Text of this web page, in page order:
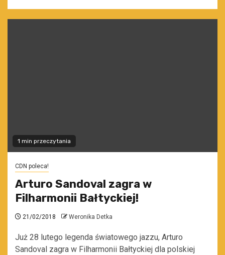
1 min przeczytania
CDN poleca!
Arturo Sandoval zagra w
Filharmonii Bałtyckiej!
21/02/2018 Weronika Detka
Już 28 lutego legenda światowego jazzu, Arturo
Sandoval zagra w Filharmonii Bałtyckiej dla polskiej